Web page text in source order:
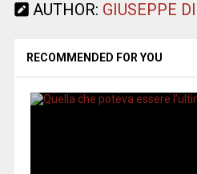
AUTHOR: GIUSEPPE
RECOMMENDED FOR YOU